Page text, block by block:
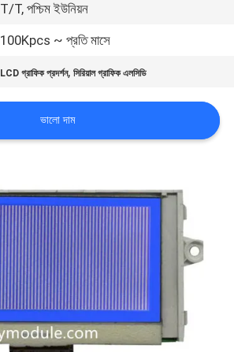
T/T, পশ্চিম ইউনিয়ন
100Kpcs ~ প্রতি মাসে
LCD গ্রাফিক প্রদর্শন,সিরিয়াল গ্রাফিক এলসিডি
ভালো দাম